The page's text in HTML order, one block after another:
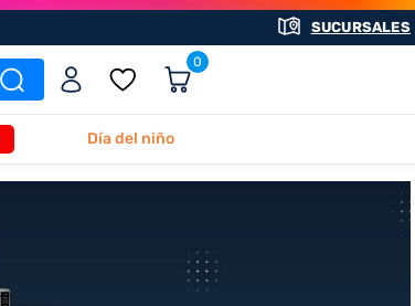
SUCURSALES
0
Día del niño